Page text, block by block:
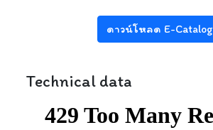
ดาวน์โหลด E-Catalog
Technical data